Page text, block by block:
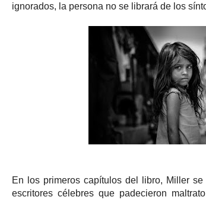
ignorados, la persona no se librará de los
En los primeros capítulos del libro, Miller
escritores célebres que padecieron